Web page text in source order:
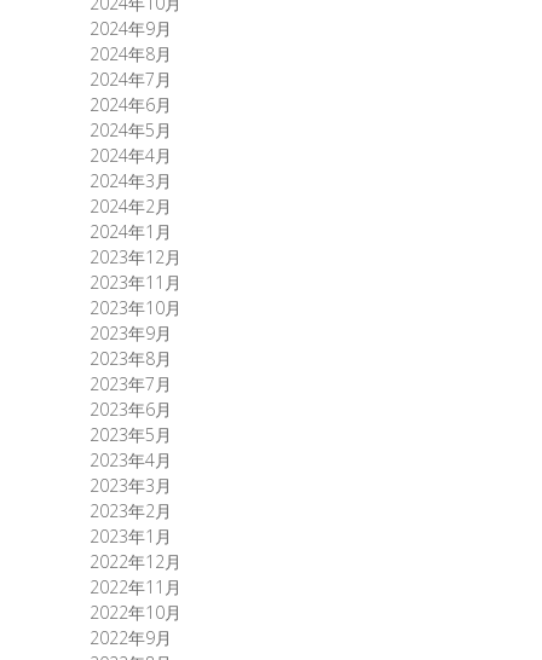
2024年9月
2024年8月
2024年7月
2024年6月
2024年5月
2024年4月
2024年3月
2024年2月
2024年1月
2023年12月
2023年11月
2023年10月
2023年9月
2023年8月
2023年7月
2023年6月
2023年5月
2023年4月
2023年3月
2023年2月
2023年1月
2022年12月
2022年11月
2022年10月
2022年9月